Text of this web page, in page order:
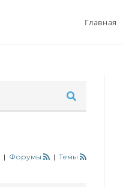
Главная
| Форумы | Темы